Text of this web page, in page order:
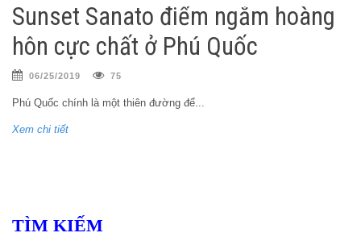
Sunset Sanato điểm ngắm hoàng
hôn cực chất ở Phú Quốc
06/25/2019 75
Phú Quốc chính là một thiên đường để...
Xem chi tiết
TÌM KIẾM